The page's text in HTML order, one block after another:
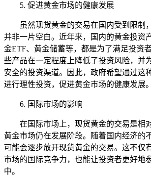
5. 促进黄金市场的健康发展
虽然现货黄金的交易在国内受到限制
并非一片空白。近年来，国内的黄金投资
金ETF、黄金储蓄等，都是为了满足投资
些产品在一定程度上降低了投资风险，并
安全的投资渠道。因此，政府希望通过这
进行理性投资，促进黄金市场的健康发展。
6. 国际市场的影响
在国际市场上，现货黄金的交易是相
黄金市场仍在发展阶段。随着国内经济的
可能会逐步放开现货黄金的交易。这不仅
市场的国际竞争力，也能让投资者更好地
中。